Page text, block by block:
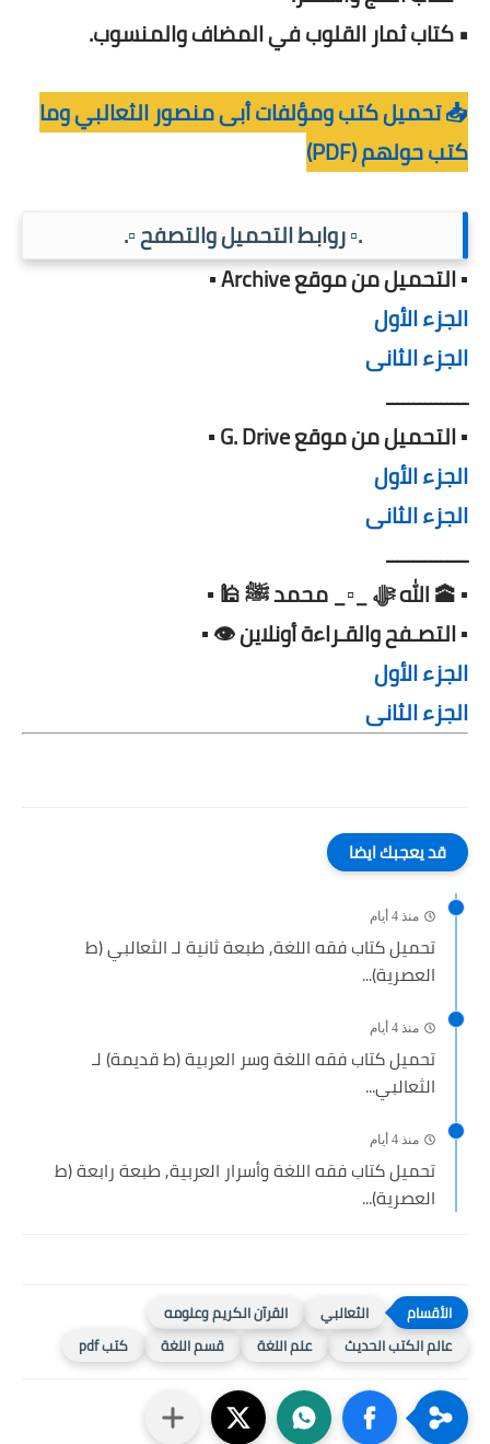
• كتاب ثمار القلوب في المضاف والمنسوب.
📥 تحميل كتب ومؤلفات أبى منصور الثعالبي وما
كتب حولهم (PDF)
.▫️ روابط التحميل والتصفح ▫️.
▪️ التحميل من موقع Archive ▪️
الجزء الأول
الجزء الثانى
ـــــــــــــــ
▪️ التحميل من موقع G. Drive ▪️
الجزء الأول
الجزء الثانى
ـــــــــــــــ
▪️ 🕋 الله ﷻ _▫️_ محمد ﷺ 🕌 ▪️
▪️ التصـفح والقـراءة أونلاين 👁️ ▪️
الجزء الأول
الجزء الثانى
قد يعجبك ايضا
منذ 4 أيام
تحميل كتاب فقه اللغة, طبعة ثانية لـ الثعالبي (ط
العصرية)...
منذ 4 أيام
تحميل كتاب فقه اللغة وسر العربية (ط قديمة) لـ
الثعالبي...
منذ 4 أيام
تحميل كتاب فقه اللغة وأسرار العربية, طبعة رابعة (ط
العصرية)...
الثعالبي
القرآن الكريم وعلومه
عالم الكتب الحديث
علم اللغة قسم اللغة كتب pdf